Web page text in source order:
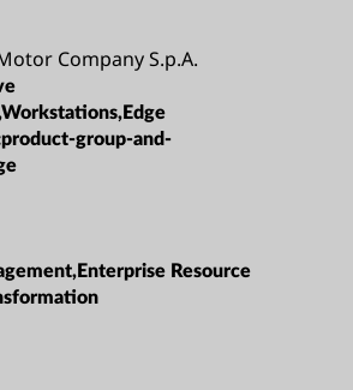
Company S.p.A.
group-and-
Resource